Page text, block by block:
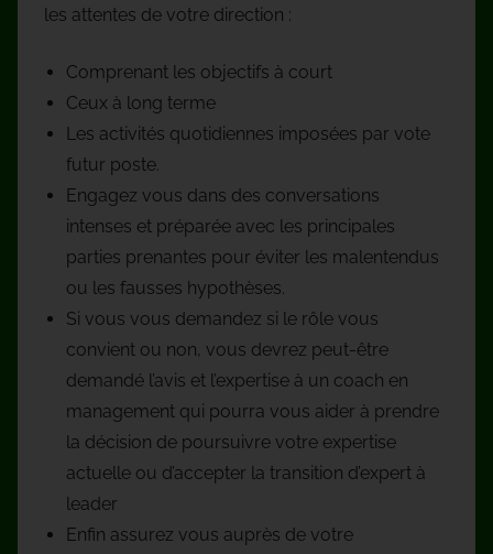
les attentes de votre direction :
Comprenant les objectifs à court
Ceux à long terme
Les activités quotidiennes imposées par vote
futur poste.
Engagez vous dans des conversations
intenses et préparée avec les principales
parties prenantes pour éviter les malentendus
ou les fausses hypothèses.
Si vous vous demandez si le rôle vous
convient ou non, vous devrez peut-être
demandé l’avis et l’expertise à un coach en
management qui pourra vous aider à prendre
la décision de poursuivre votre expertise
actuelle ou d’accepter la transition d’expert à
leader
Enfin assurez vous auprès de votre